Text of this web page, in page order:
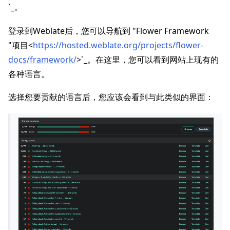
navigation of Reference
navigation of Contribute
`_。
登录到Weblate后，您可以导航到 "Flower Framework
"项目<https://hosted.weblate.org/projects/flower-
docs/framework/>`_。在这里，您可以看到网站上现有的
各种语言。
选择您要贡献的语言后，您应该会看到与此类似的界面：